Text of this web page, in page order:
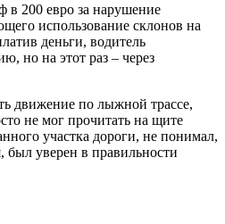
200 евро за нарушение
использование склонов на
деньги, водитель
но на этот раз – через
движение по лыжной трассе,
не мог прочитать на щите
участка дороги, не понимал,
был уверен в правильности